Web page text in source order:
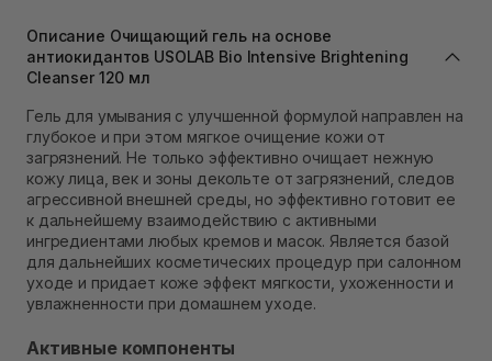
Самовывоз г. Львов ул. Степана Бандеры 43
В наличии
Самовывоз Ровно
Самовывоз г. Ровно, ул. Кулика и Гудачека 23 (ТЦ
Экватор)
Описание Очищающий гель на основе
антиокидантов USOLAB Bio Intensive Brightening
Cleanser 120 мл
Гель для умывания с улучшенной формулой направлен на
глубокое и при этом мягкое очищение кожи от
загрязнений. Не только эффективно очищает нежную
кожу лица, век и зоны декольте от загрязнений, следов
агрессивной внешней среды, но эффективно готовит ее
к дальнейшему взаимодействию с активными
ингредиентами любых кремов и масок. Является базой
для дальнейших косметических процедур при салонном
уходе и придает коже эффект мягкости, ухоженности и
увлажненности при домашнем уходе.
Активные компоненты